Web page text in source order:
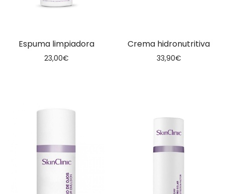
Espuma limpiadora
23,00€
Crema hidronutritiva
33,90€